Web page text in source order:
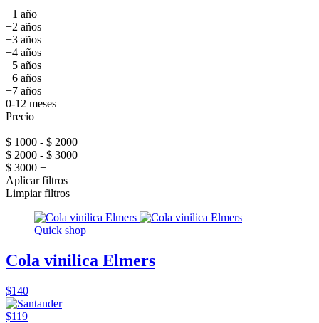
+1 año
+2 años
+3 años
+4 años
+5 años
+6 años
+7 años
0-12 meses
Precio
+
$ 1000 - $ 2000
$ 2000 - $ 3000
$ 3000 +
Aplicar filtros
Limpiar filtros
Quick shop
Cola vinilica Elmers
$140
$119